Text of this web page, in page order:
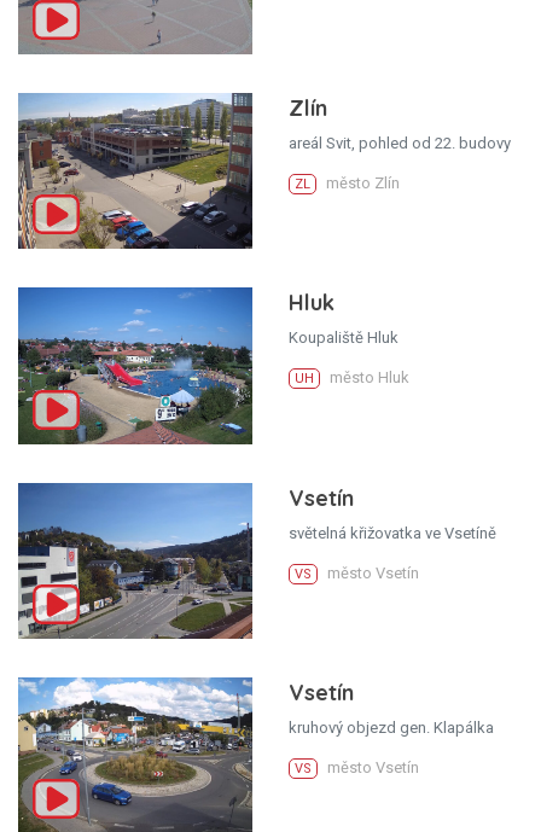
Zlín
areál Svit, pohled od 22. budovy
ZL město Zlín
Hluk
Koupaliště Hluk
UH město Hluk
Vsetín
světelná křižovatka ve Vsetíně
VS město Vsetín
Vsetín
kruhový objezd gen. Klapálka
VS město Vsetín